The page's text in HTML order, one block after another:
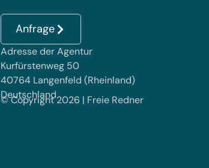
Anfrage
Adresse der Agentur
Kurfürstenweg 50
40764 Langenfeld (Rheinland)
Deutschland
© Copyright 2026 | Freie Redner